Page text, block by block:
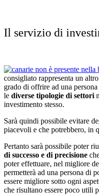
Il servizio di
consigliato rappresenta un
grado di offrire ad una
le diverse tipologie di settori
investimento stesso.
Sarà quindi possibile evitare
piacevoli e che potrebbero, in
Pertanto sarà possibile poter
di successo e di precisione
poter effettuare, nel migliore
permetterà ad una persona di
essere migliore sotto ogni
che risultano essere poco utili